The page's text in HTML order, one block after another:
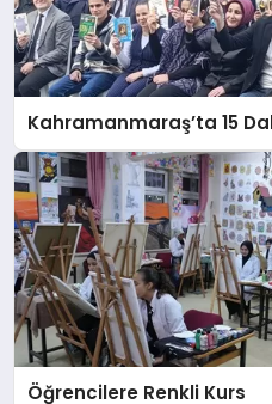
Kahramanmaraş’ta 15
Öğrencilere Renkli Kurs